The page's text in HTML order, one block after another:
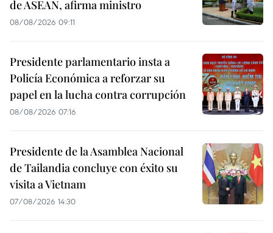
de ASEAN, afirma ministro
08/08/2026 09:11
Presidente parlamentario insta a
Policía Económica a reforzar su
papel en la lucha contra corrupción
08/08/2026 07:16
Presidente de la Asamblea Nacional
de Tailandia concluye con éxito su
visita a Vietnam
07/08/2026 14:30